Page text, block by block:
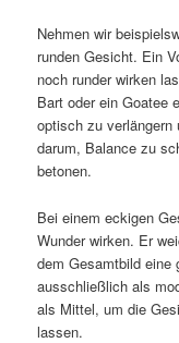
Nehmen wir
runden Gesicht. Ein
noch runder wirken
Bart oder ein Goatee
optisch zu
darum, Balance zu
betonen.
Bei einem eckigen
Wunder wirken. Er
dem Gesamtbild eine
ausschließlich als
als Mittel, um die
lassen.